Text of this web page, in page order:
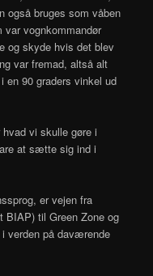
også bruges som våben
vognkommandør
og skyde hvis det blev
var fremad, altså alt
en 90 graders vinkel ud
vi skulle gøre i
at sætte sig ind i
er vejen fra
BIAP) til Green Zone og
verden på daværende